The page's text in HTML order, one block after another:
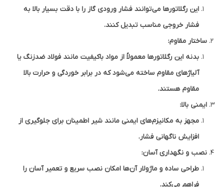
این رگلاتورها می‌توانند فشار ورودی گاز را با دقت بسیار بالا به
فشار خروجی مناسب تبدیل کنند.
ساختار مقاوم:
بدنه این رگلاتورها معمولاً از مواد باکیفیت مانند فولاد ضدزنگ یا
آلیاژهای مقاوم ساخته می‌شود که در برابر خوردگی و حرارت بالا
مقاوم هستند.
ایمنی بالا:
مجهز به مکانیزم‌های ایمنی مانند شیر اطمینان برای جلوگیری از
افزایش ناگهانی فشار.
نصب و نگهداری آسان:
طراحی ساده و ماژولار آن‌ها امکان نصب سریع و تعمیر آسان را
فراهم می‌کند.